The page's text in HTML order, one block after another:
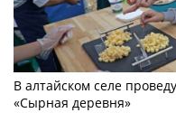
В алтайском селе
«Сырная деревня»